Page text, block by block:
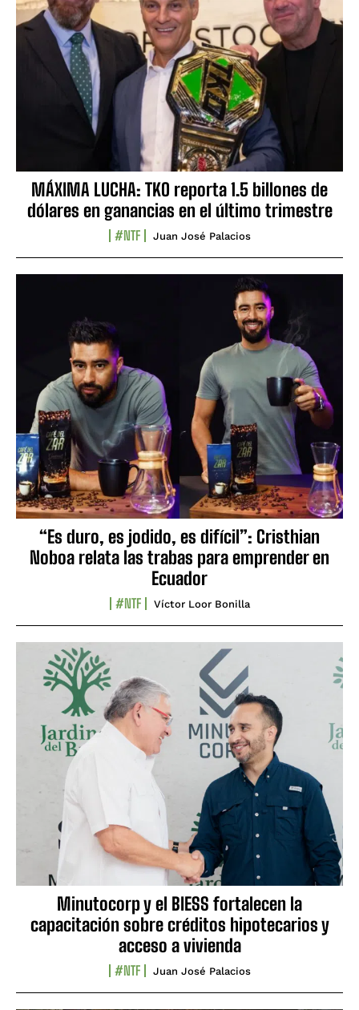
MÁXIMA LUCHA: TKO reporta 1.5 billones de
dólares en ganancias en el último trimestre
#NTF Juan José Palacios
“Es duro, es jodido, es difícil”: Cristhian
Noboa relata las trabas para emprender en
Ecuador
#NTF Víctor Loor Bonilla
Minutocorp y el BIESS fortalecen la
capacitación sobre créditos hipotecarios y
acceso a vivienda
#NTF Juan José Palacios